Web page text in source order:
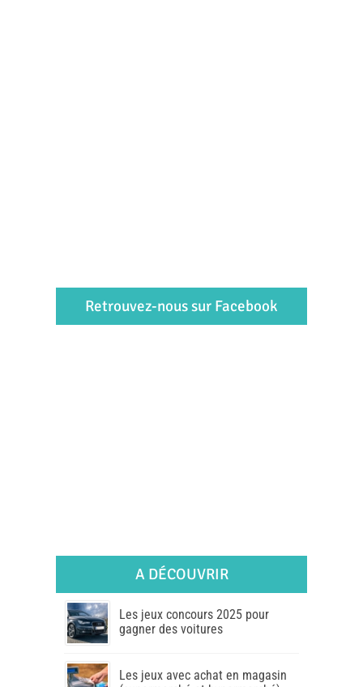
Retrouvez-nous sur Facebook
A DÉCOUVRIR
Les jeux concours 2025 pour
gagner des voitures
Les jeux avec achat en magasin